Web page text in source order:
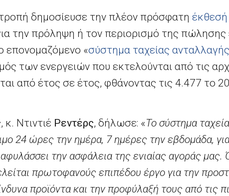
δημοσίευσε την πλέον πρόσφατη έκθεσή
την πρόληψη ή τον περιορισμό της πώλησης
επονομαζόμενο «σύστημα ταχείας
των ενεργειών που εκτελούνται από τις
από έτος σε έτος, φθάνοντας τις 4.477 το
Ντιντιέ Ρεντέρς, δήλωσε: «Το σύστημα
24 ώρες την ημέρα, 7 ημέρες την εβδομάδα,
την ασφάλεια της ενιαίας αγοράς μας.
πρωτοφανούς επιπέδου έργο για την
προϊόντα και την προφύλαξή τους από τις